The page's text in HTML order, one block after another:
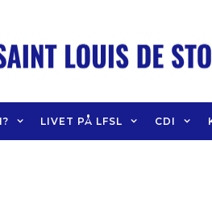
LIVET PÅ LFSL CDI